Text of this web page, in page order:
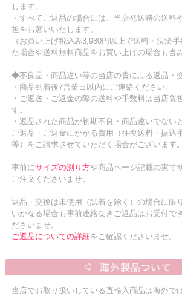
します。
・すべてご返品の場合には、当店発送時の送料
担をお願いいたします。
（お買い上げ税込み3,980円以上で送料・決済
た場合や送料無料商品をお買い上げの場合も含
◆不良品・商品違い等の当店の責による返品・
・商品到着後7営業日以内にご連絡ください。
・ご返送・ご返金の際の送料や手数料は当店負
す。
・返品された商品が初期不良・商品違いでない
ご返品・ご返金にかかる費用（往復送料・振込
等）をご請求させていただく場合がございます。
事前にサイズの測り方や商品ページ記載の実寸
ご注文くださいませ。
返品・交換は未使用（試着を除く）の場合に限
いかなる場合も事前連絡なきご返品はお受付で
ださいませ。
ご返品についての詳細をご確認くださいませ。
当店でお取り扱いしている直輸入商品は海外で